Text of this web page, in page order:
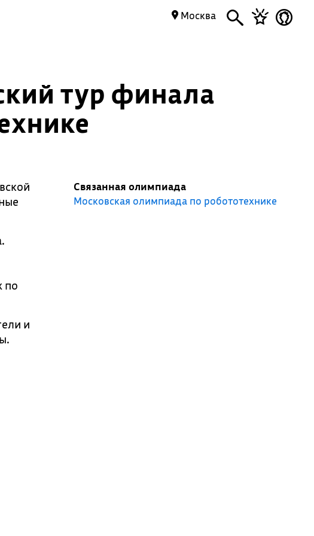
Москва
тур финала
по
и
Связанная олимпиада
Московская олимпиада по робототехнике